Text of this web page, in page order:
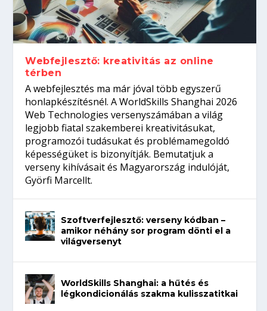
Hogyan készíts ATS-barát önéletrajzot?
Így növelheted az esélyedet az
állásinterjúra...
Kitalálod, mire használják ezeket a
gépeket?
Nem sikerült az egyetemi felvételi?
Tanulj szakmát!
Szoftverfejlesztő: verseny kódban –
amikor néhány sor program dönti el a
világversenyt...
Webfejlesztő: kreativitás az online
térben
A webfejlesztés ma már jóval több egyszerű
honlapkészítésnél. A WorldSkills Shanghai 2026
Web Technologies versenyszámában a világ
legjobb fiatal szakemberei kreativitásukat,
programozói tudásukat és problémamegoldó
képességüket is bizonyítják. Bemutatjuk a
verseny kihívásait és Magyarország indulóját,
Györfi Marcellt.
Szoftverfejlesztő: verseny kódban –
amikor néhány sor program dönti el a
világversenyt
WorldSkills Shanghai: a hűtés és
légkondicionálás szakma kulisszatitkai